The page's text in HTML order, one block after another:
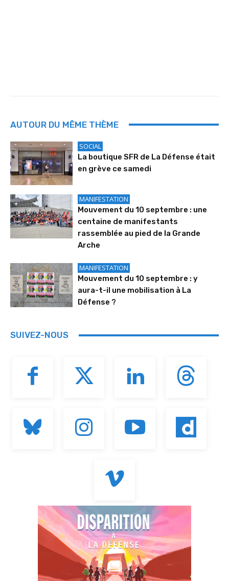
AUTOUR DU MÊME THÈME
SOCIAL
La boutique SFR de La Défense était
en grève ce samedi
MANIFESTATION
Mouvement du 10 septembre : une
centaine de manifestants
rassemblée au pied de la Grande
Arche
MANIFESTATION
Mouvement du 10 septembre : y
aura-t-il une mobilisation à La
Défense ?
SUIVEZ-NOUS